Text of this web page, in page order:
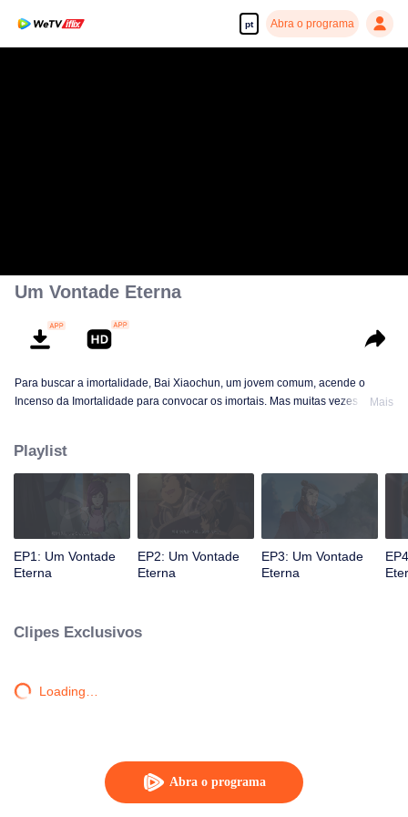
pt Abra o programa
Abra o programa
Um Vontade Eterna
Para buscar a imortalidade, Bai Xiaochun, um jovem comum, acende o
Incenso da Imortalidade para convocar os imortais. Mas muitas vezes ele é
tramas divertidas. Venha assistir para encher seu verão de alegria.
Mais
Playlist
EP1: Um Vontade
Eterna
EP2: Um Vontade
Eterna
EP3: Um Vontade
Eterna
Clipes Exclusivos
Loading…